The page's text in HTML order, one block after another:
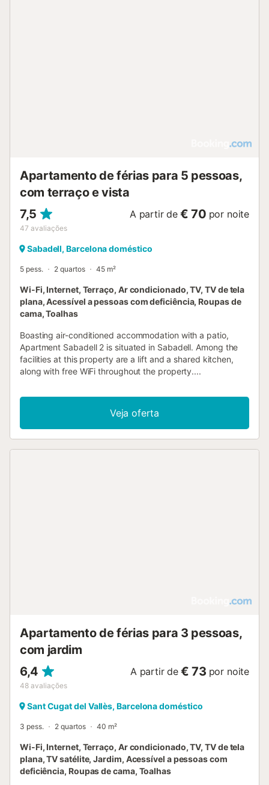
Apartamento de férias para 5 pessoas,
com terraço e vista
7,5
47 avaliações
A partir de € 70 por noite
Sabadell, Barcelona doméstico
5 pess. 2 quartos 45 m²
Wi-Fi, Internet, Terraço, Ar condicionado, TV, TV de tela
plana, Acessível a pessoas com deficiência, Roupas de
cama, Toalhas
Boasting air-conditioned accommodation with a patio,
Apartment Sabadell 2 is situated in Sabadell. Among the
facilities at this property are a lift and a shared kitchen,
along with free WiFi throughout the property....
Veja oferta
Apartamento de férias para 3 pessoas,
com jardim
6,4
48 avaliações
A partir de € 73 por noite
Sant Cugat del Vallès, Barcelona doméstico
3 pess. 2 quartos 40 m²
Wi-Fi, Internet, Terraço, Ar condicionado, TV, TV de tela
plana, TV satélite, Jardim, Acessível a pessoas com
deficiência, Roupas de cama, Toalhas